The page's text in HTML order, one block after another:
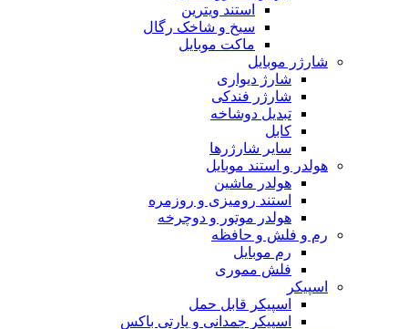
استند ویترین
سیخ و شاخک رگال
ماکت موبایل
شارژر موبایل
شارژ دیواری
شارژر فندکی
تبدیل دوشاخه
کابل
سایر شارژرها
هولدر و استند موبایل
هولدر ماشین
استند رومیزی و روزمره
هولدر موتور و دوچرخه
رم و فلش و حافظه
رم موبایل
فلش مموری
اسپیکر
اسپیکر قابل حمل
اسپیکر چمدانی و پارتی باکس